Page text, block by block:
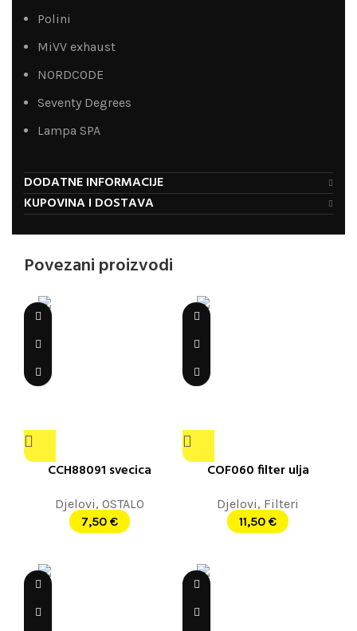
Polini
MiVV exhaust
NORDCODE
Seventy Degrees
Lampa SPA
DODATNE INFORMACIJE
KUPOVINA I DOSTAVA
Povezani proizvodi
CCH88091 svecica
Djelovi, OSTALO
7,50 €
COF060 filter ulja
Djelovi, Filteri
11,50 €